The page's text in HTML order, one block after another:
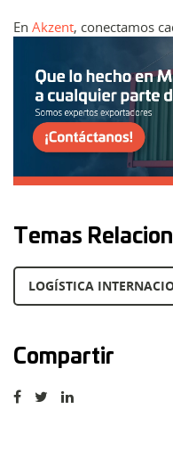
En Akzent, conectamos
Temas
LOGÍSTICA
Compartir